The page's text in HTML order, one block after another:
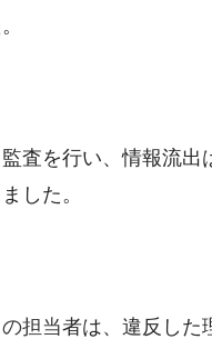
査を行い、情報流出
した。
担当者は、違反した